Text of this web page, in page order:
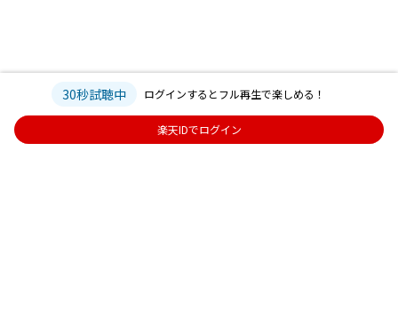
30秒試聴中 ログインするとフル再生で楽しめる！
楽天IDでログイン